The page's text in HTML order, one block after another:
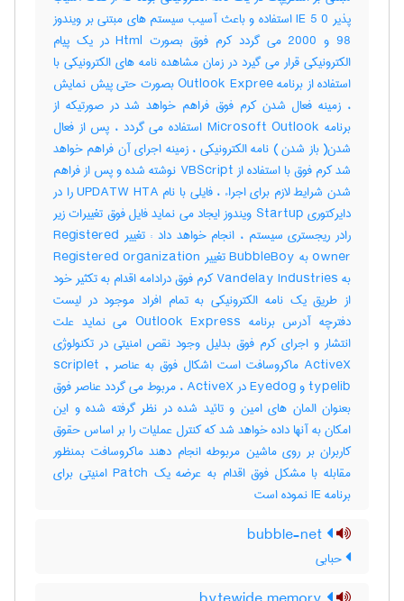
پذیر IE 5 0 استفاده و باعث آسیب سیستم های مبتنی بر ویندوز
98 و 2000 می گردد کرم فوق بصورت Html در یک پیام
الکترونیکی قرار می گیرد در زمان مشاهده نامه های الکترونیکی با
استفاده از برنامه Outlook Expree بصورت حتی پیش نمایش
، زمینه فعال شدن کرم فوق فراهم خواهد شد در صورتیکه از
برنامه Microsoft Outlook استفاده می گردد ، پس از فعال
شدن( باز شدن ) نامه الکترونیکی ، زمینه اجرای آن فراهم خواهد
شد کرم فوق با استفاده از VBScript نوشته شده و پس از فراهم
شدن شرایط لازم برای اجراء ، فایلی با نام UPDATW HTA را در
دایرکتوری Startup ویندوز ایجاد می نماید فایل فوق تغییرات زیر
رادر ریجستری سیستم ، انجام خواهد داد : تغییر Registered
owner به BubbleBoy تغییر Registered organization
به Vandelay Industries کرم فوق درادامه اقدام به تکثیر خود
از طریق یک نامه الکترونیکی به تمام افراد موجود در لیست
دفترچه آدرس برنامه Outlook Express می نماید علت
انتشار و اجرای کرم فوق بدلیل وجود نقص امنیتی در تکنولوژی
ActiveX ماکروسافت است اشکال فوق به عناصر scriplet ,
typelib و Eyedog در ActiveX ، مربوط می گردد عناصر فوق
بعنوان المان های امین و تائید شده در نظر گرفته شده و این
امکان به آنها داده خواهد شد که کنترل عملیات را بر اساس حقوق
کاربران بر روی ماشین مربوطه انجام دهند ماکروسافت بمنظور
مقابله با مشکل فوق اقدام به عرضه یک Patch امنیتی برای
برنامه IE نموده است
حبابی